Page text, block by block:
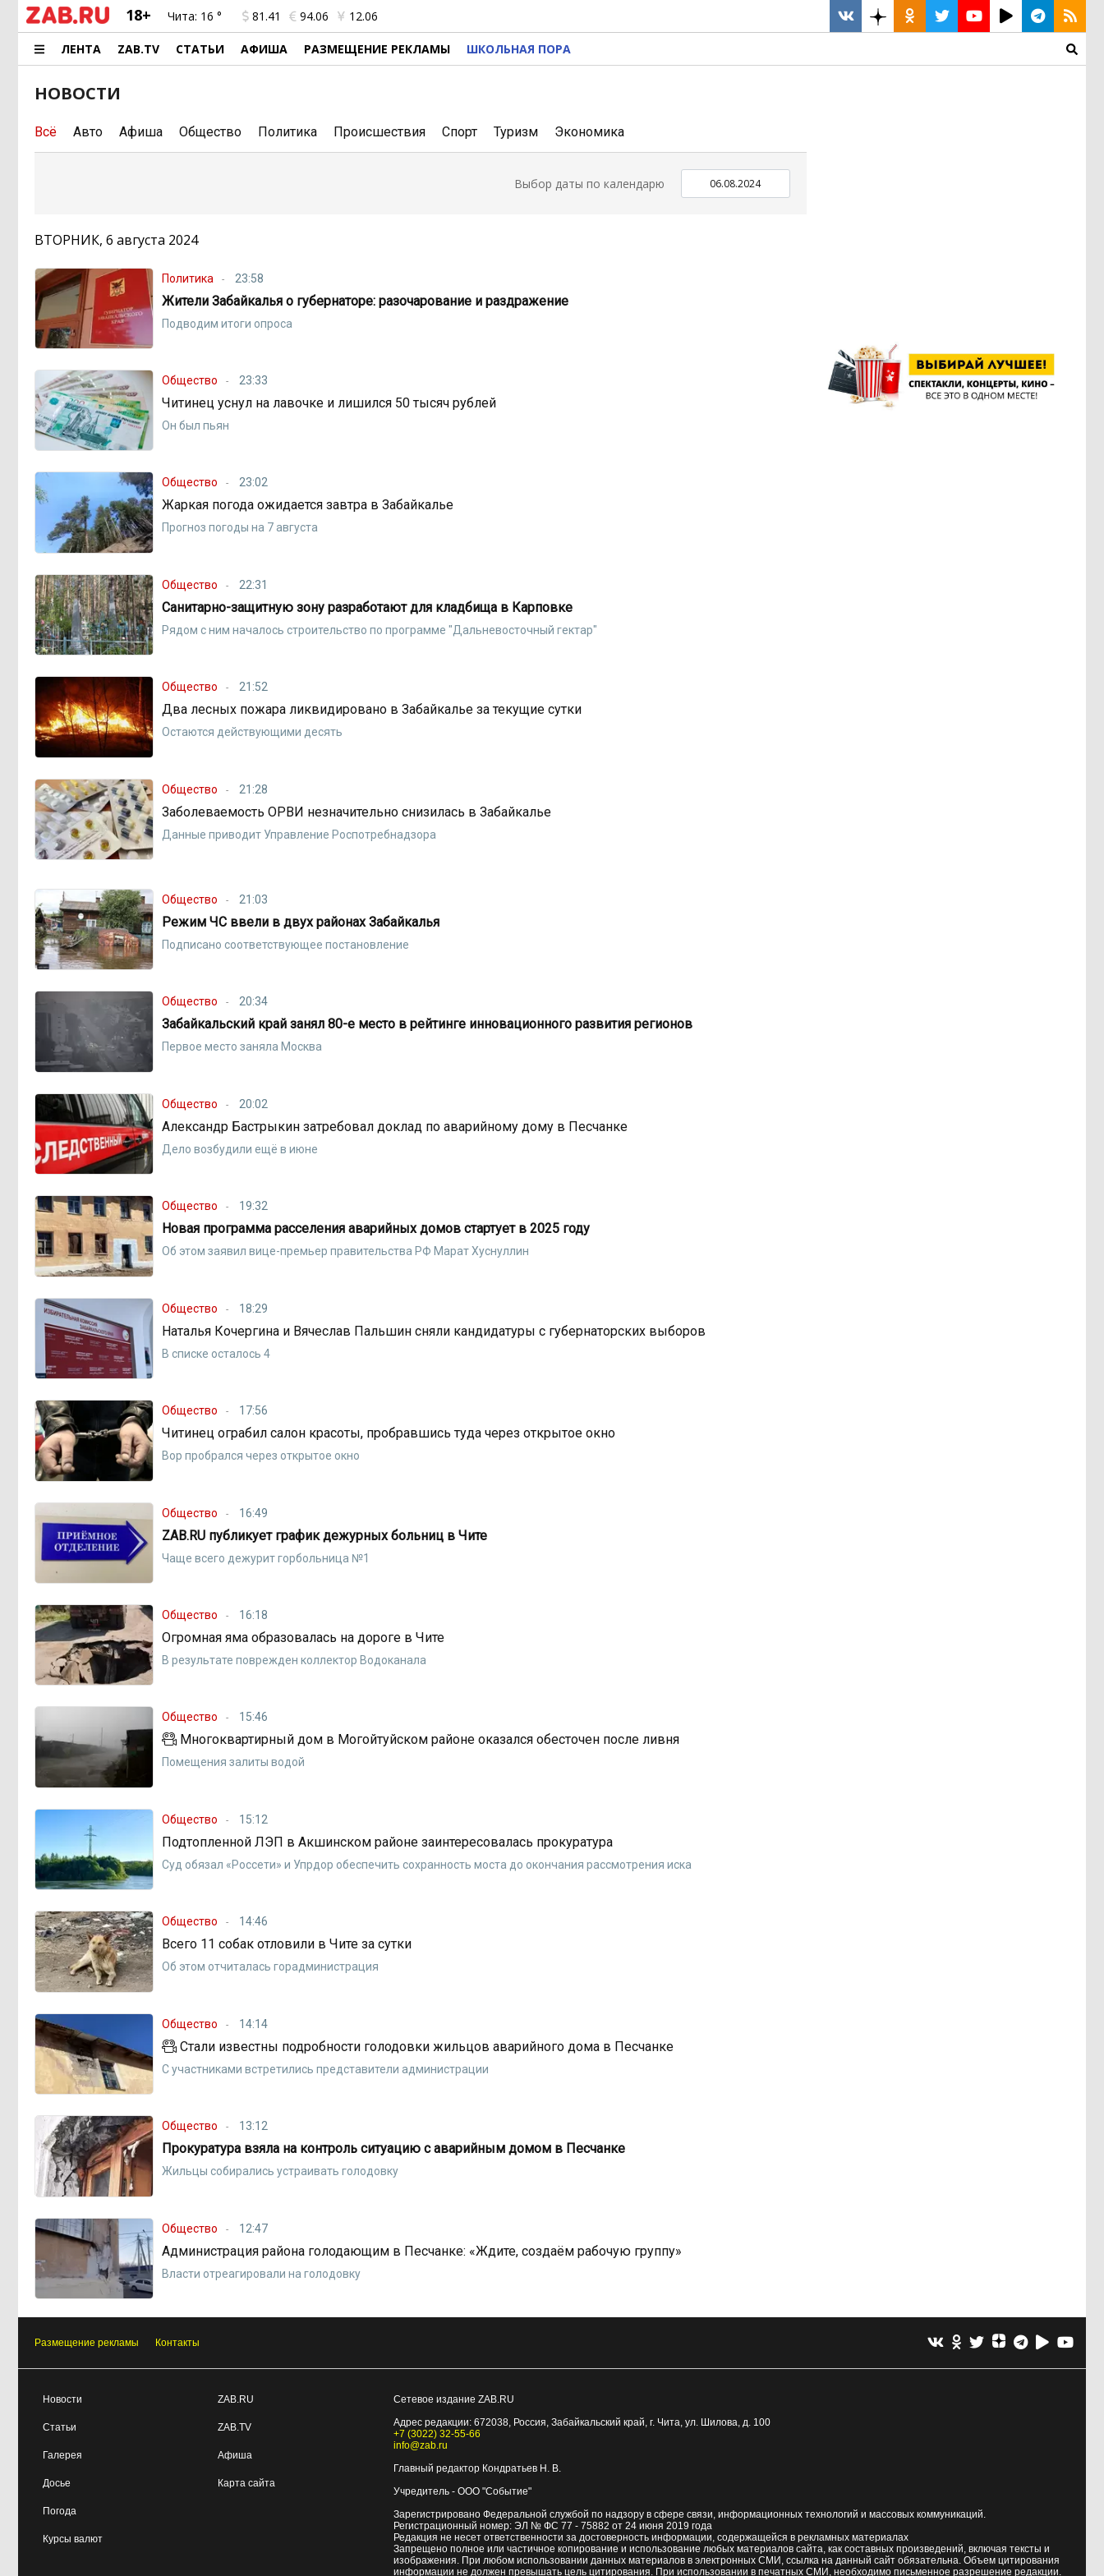
18+ Чита: 16 ° 81.41 94.06 12.06
ЛЕНТА ZAB.TV СТАТЬИ АФИША РАЗМЕЩЕНИЕ РЕКЛАМЫ ШКОЛЬНАЯ ПОРА
НОВОСТИ
Всё Авто Афиша Общество Политика Происшествия Спорт Туризм Экономика
Выбор даты по календарю
ВТОРНИК, 6 августа 2024
Политика 23:58
Жители Забайкалья о губернаторе: разочарование и раздражение
Подводим итоги опроса
Общество 23:33
Читинец уснул на лавочке и лишился 50 тысяч рублей
Он был пьян
Общество 23:02
Жаркая погода ожидается завтра в Забайкалье
Прогноз погоды на 7 августа
Общество 22:31
Санитарно-защитную зону разработают для кладбища в Карповке
Рядом с ним началось строительство по программе "Дальневосточный гектар"
Общество 21:52
Два лесных пожара ликвидировано в Забайкалье за текущие сутки
Остаются действующими десять
Общество 21:28
Заболеваемость ОРВИ незначительно снизилась в Забайкалье
Данные приводит Управление Роспотребнадзора
Общество 21:03
Режим ЧС ввели в двух районах Забайкалья
Подписано соответствующее постановление
Общество 20:34
Забайкальский край занял 80-е место в рейтинге инновационного развития регионов
Первое место заняла Москва
Общество 20:02
Александр Бастрыкин затребовал доклад по аварийному дому в Песчанке
Дело возбудили ещё в июне
Общество 19:32
Новая программа расселения аварийных домов стартует в 2025 году
Об этом заявил вице-премьер правительства РФ Марат Хуснуллин
Общество 18:29
Наталья Кочергина и Вячеслав Пальшин сняли кандидатуры с губернаторских выборов
В списке осталось 4
Общество 17:56
Читинец ограбил салон красоты, пробравшись туда через открытое окно
Вор пробрался через открытое окно
Общество 16:49
ZAB.RU публикует график дежурных больниц в Чите
Чаще всего дежурит горбольница №1
Общество 16:18
Огромная яма образовалась на дороге в Чите
В результате поврежден коллектор Водоканала
Общество 15:46
Многоквартирный дом в Могойтуйском районе оказался обесточен после ливня
Помещения залиты водой
Общество 15:12
Подтопленной ЛЭП в Акшинском районе заинтересовалась прокуратура
Суд обязал «Россети» и Упрдор обеспечить сохранность моста до окончания рассмотрения иска
Общество 14:46
Всего 11 собак отловили в Чите за сутки
Об этом отчиталась горадминистрация
Общество 14:14
Стали известны подробности голодовки жильцов аварийного дома в Песчанке
С участниками встретились представители администрации
Общество 13:12
Прокуратура взяла на контроль ситуацию с аварийным домом в Песчанке
Жильцы собирались устраивать голодовку
Общество 12:47
Администрация района голодающим в Песчанке: «Ждите, создаём рабочую группу»
Власти отреагировали на голодовку
Размещение рекламы Контакты
Новости
Статьи
Галерея
Досье
Погода
Курсы валют
ZAB.RU
ZAB.TV
Афиша
Карта сайта
Сетевое издание ZAB.RU
Адрес редакции: 672038, Россия, Забайкальский край, г. Чита, ул. Шилова, д. 100
+7 (3022) 32-55-66
info@zab.ru
Главный редактор Кондратьев Н. В.
Учредитель - ООО "Событие"
Зарегистрировано Федеральной службой по надзору в сфере связи, информационных технологий и массовых коммуникаций.
Регистрационный номер: ЭЛ № ФС 77 - 75882 от 24 июня 2019 года
Редакция не несет ответственности за достоверность информации, содержащейся в рекламных материалах
Запрещено полное или частичное копирование и использование любых материалов сайта, как составных произведений, включая тексты и
изображения. При любом использовании данных материалов в электронных СМИ, ссылка на данный сайт обязательна. Объем цитирования
информации не должен превышать цель цитирования. При использовании в печатных СМИ, необходимо письменное разрешение редакции.